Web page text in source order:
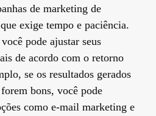
de marketing de
exige tempo e paciência.
pode ajustar seus
de acordo com o retorno
se os resultados gerados
bons, você pode
como e-mail marketing e